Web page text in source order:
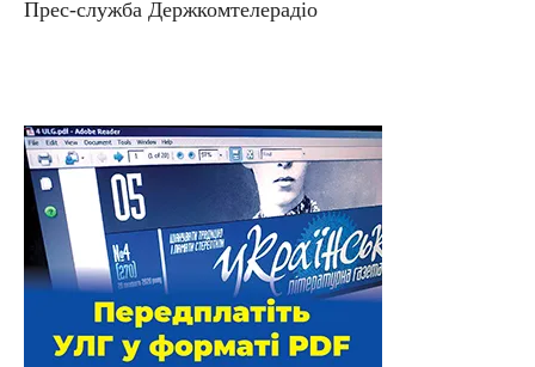
Прес-служба Держкомтелерадіо